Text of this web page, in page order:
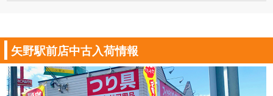
矢野駅前店中古入荷情報